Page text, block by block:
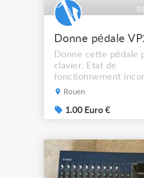
Donne cette pédale
clavier. Etat de
fonctionnement
n'ayant pas
Rouen
1.00 Euro €